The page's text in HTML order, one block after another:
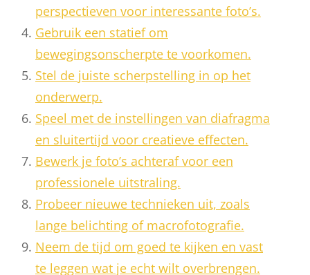
perspectieven voor interessante foto’s.
Gebruik een statief om
bewegingsonscherpte te voorkomen.
Stel de juiste scherpstelling in op het
onderwerp.
Speel met de instellingen van diafragma
en sluitertijd voor creatieve effecten.
Bewerk je foto’s achteraf voor een
professionele uitstraling.
Probeer nieuwe technieken uit, zoals
lange belichting of macrofotografie.
Neem de tijd om goed te kijken en vast
te leggen wat je echt wilt overbrengen.